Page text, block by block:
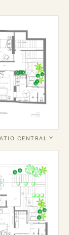
CENTRAL Y